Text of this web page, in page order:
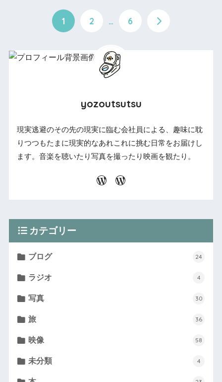
1 2 … 6
yozoutsutsu
現実逃避のその先の現実に臨む会社員による、趣味に耽
りつつもたまに現実的なあれこれに挑む日常をお届けし
ます。音楽を聴いたり写真を撮ったり映画を観たり。
カテゴリー
ブログ 24
ラジオ 4
写真 30
旅 36
映像 58
未分類 4